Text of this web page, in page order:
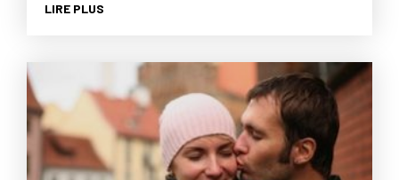
LIRE PLUS